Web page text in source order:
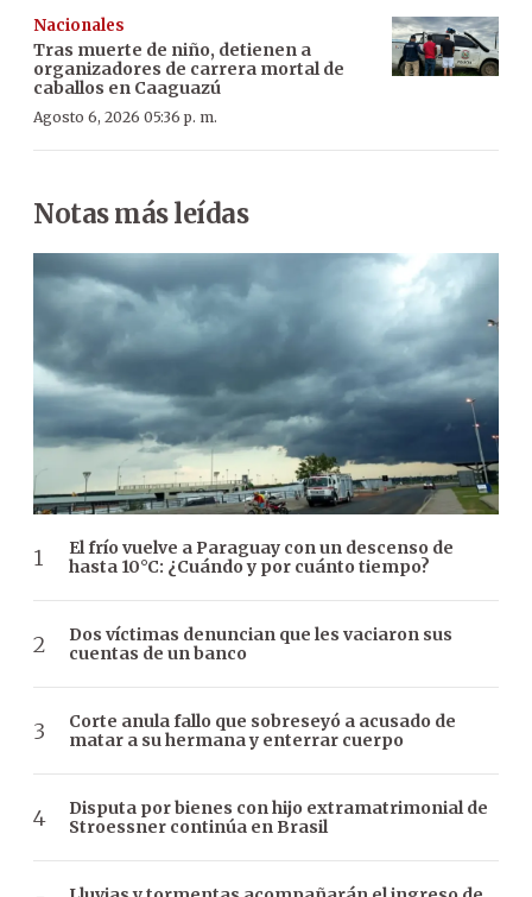
Nacionales
Tras muerte de niño, detienen a
organizadores de carrera mortal de
caballos en Caaguazú
Agosto 6, 2026 05:36 p. m.
Notas más leídas
El frío vuelve a Paraguay con un descenso de
hasta 10°C: ¿Cuándo y por cuánto tiempo?
Dos víctimas denuncian que les vaciaron sus
cuentas de un banco
Corte anula fallo que sobreseyó a acusado de
matar a su hermana y enterrar cuerpo
Disputa por bienes con hijo extramatrimonial de
Stroessner continúa en Brasil